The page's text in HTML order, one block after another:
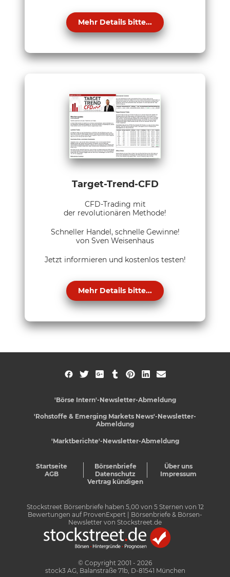
Mehr Details bitte...
Target-Trend-CFD
CFD-Trading mit
der revolutionären Methode!
Schneller Handel, schnelle Gewinne!
von Sven Weisenhaus
Jetzt informieren und kostenlos testen!
Mehr Details bitte...
'Börse Intern'-Newsletter-Abmeldung
'Rohstoffe & Emerging Markets News'-Newsletter-
Abmeldung
'Marktberichte'-Newsletter-Abmeldung
Startseite Börsenbriefe
Über uns
AGB
Datenschutz
Impressum
Vertrag kündigen
Stockstreet Börsenbriefe haben 5,00von 5Sternen von 12
Bewertungen auf ProvenExpert
| Börsenbriefe & Börsen-
Newsletter von Stockstreet.de
© Copyright 2001 - 2026
stock3 AG, Balanstraße 71b, D-81541 München